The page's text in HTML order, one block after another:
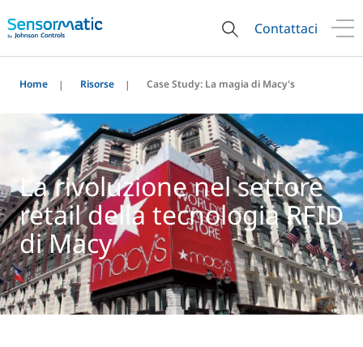
Contattaci
Home Risorse Case Study: La magia di Macy's
La rivoluzione nel settore
retail della tecnologia RFID
di Macy